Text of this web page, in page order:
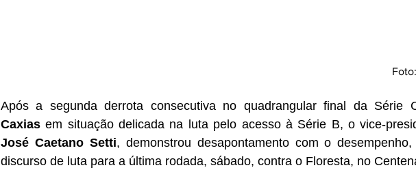
Caxias
José Caetano Setti, demonstrou desapontamento com o
discurso de luta para a última rodada, sábado, contra o Floresta, no